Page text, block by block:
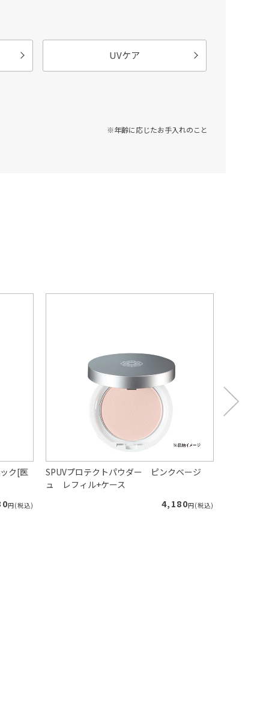
UVケア
※年齢に応じたお手入れのこと
ク[医
円(税込)
SPUVプロテクトパウダー ピンクベージ
ュ レフィル+ケース
4,180円(税込)